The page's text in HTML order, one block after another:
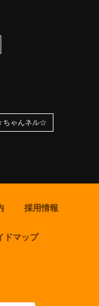
ちゃんネル☆
採用情報
ドマップ